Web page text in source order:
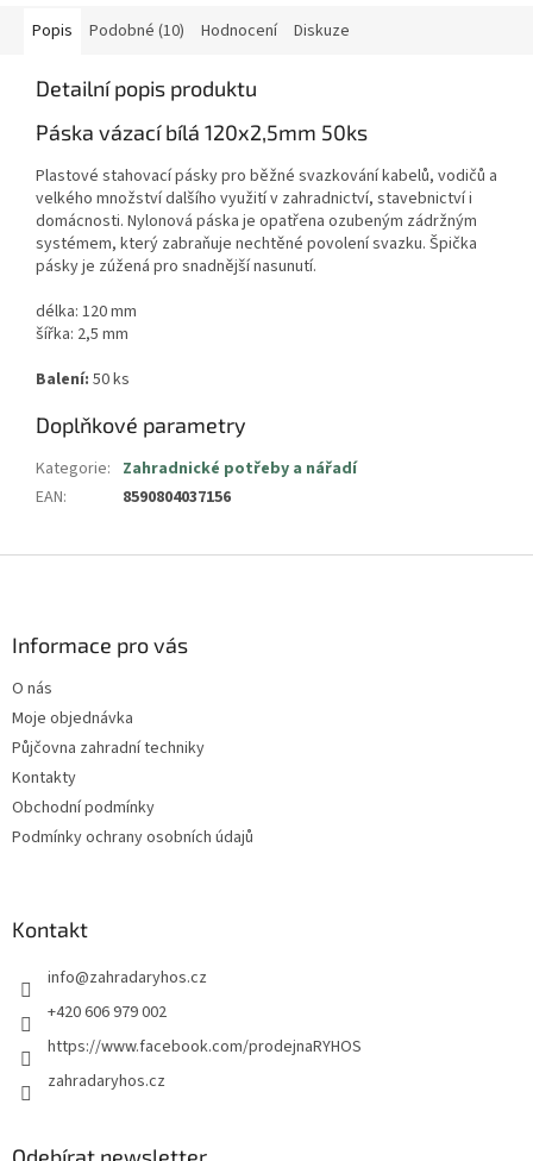
Popis Podobné (10) Hodnocení Diskuze
Detailní popis produktu
Páska vázací bílá 120x2,5mm 50ks
Plastové stahovací pásky pro běžné svazkování kabelů, vodičů a
velkého množství dalšího využití v zahradnictví, stavebnictví i
domácnosti. Nylonová páska je opatřena ozubeným zádržným
systémem, který zabraňuje nechtěné povolení svazku. Špička
pásky je zúžená pro snadnější nasunutí.
délka: 120 mm
šířka: 2,5 mm
Balení: 50 ks
Doplňkové parametry
Kategorie: Zahradnické potřeby a nářadí
EAN: 8590804037156
Informace pro vás
O nás
Moje objednávka
Půjčovna zahradní techniky
Kontakty
Obchodní podmínky
Podmínky ochrany osobních údajů
Kontakt
info@zahradaryhos.cz
+420 606 979 002
https://www.facebook.com/prodejnaRYHOS
zahradaryhos.cz
Odebírat newsletter